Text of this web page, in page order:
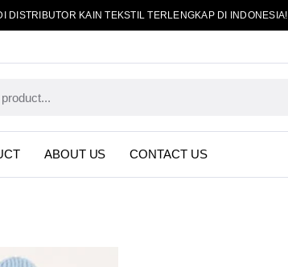
DISTRIBUTOR KAIN TEKSTIL TERLENGKAP DI INDONESIA!
ABOUT US CONTACT US